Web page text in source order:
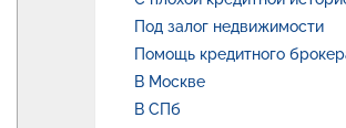
Под залог недвижимости
Помощь кредитного
В Москве
В СПб